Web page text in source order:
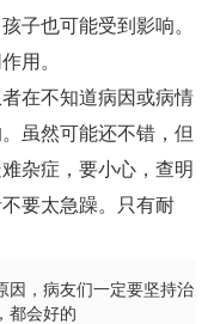
子也可能受到影响。
用。
在不知道病因或病情
虽然可能还不错，但
杂症，要小心，查明
要太急躁。只有耐
因 ，病友们一定要坚持治
都会好的